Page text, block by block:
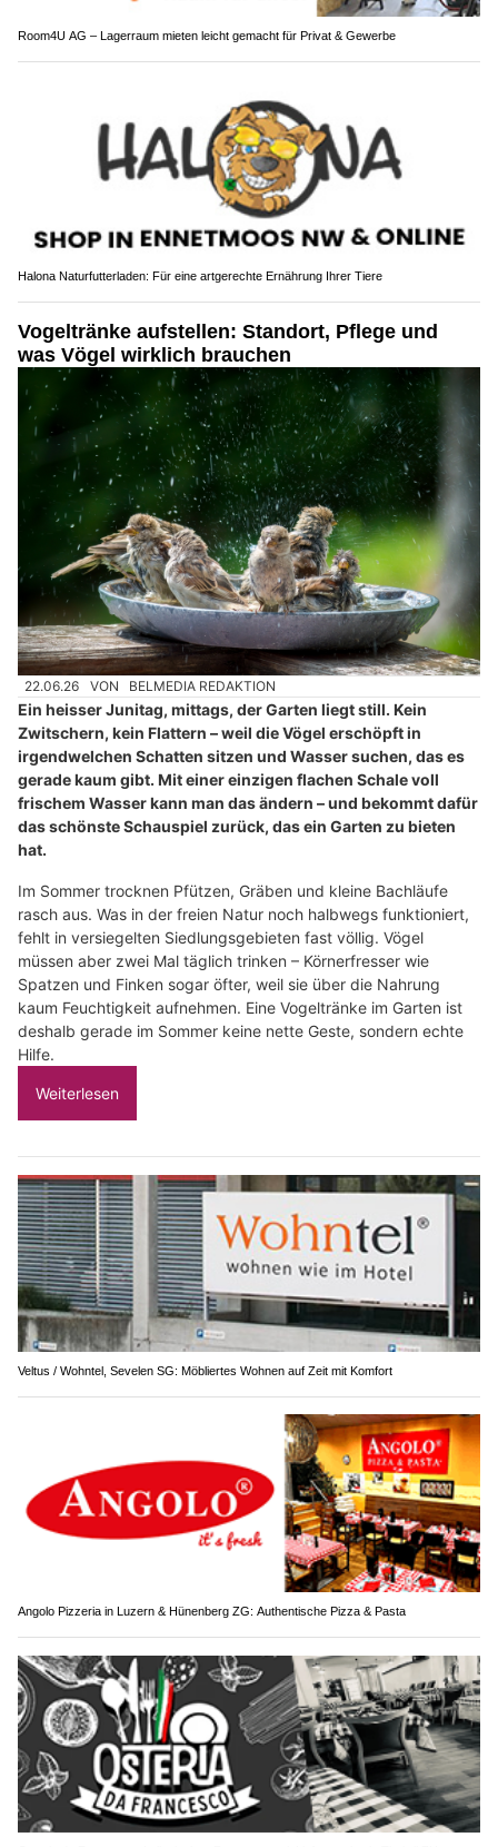
Room4U AG – Lagerraum mieten leicht gemacht für Privat & Gewerbe
Halona Naturfutterladen: Für eine artgerechte Ernährung Ihrer Tiere
Vogeltränke aufstellen: Standort, Pflege und
was Vögel wirklich brauchen
22.06.26 VON BELMEDIA REDAKTION
Ein heisser Junitag, mittags, der Garten liegt still. Kein
Zwitschern, kein Flattern – weil die Vögel erschöpft in
irgendwelchen Schatten sitzen und Wasser suchen, das es
gerade kaum gibt. Mit einer einzigen flachen Schale voll
frischem Wasser kann man das ändern – und bekommt dafür
das schönste Schauspiel zurück, das ein Garten zu bieten
hat.
Im Sommer trocknen Pfützen, Gräben und kleine Bachläufe
rasch aus. Was in der freien Natur noch halbwegs funktioniert,
fehlt in versiegelten Siedlungsgebieten fast völlig. Vögel
müssen aber zwei Mal täglich trinken – Körnerfresser wie
Spatzen und Finken sogar öfter, weil sie über die Nahrung
kaum Feuchtigkeit aufnehmen. Eine Vogeltränke im Garten ist
deshalb gerade im Sommer keine nette Geste, sondern echte
Hilfe.
Weiterlesen
Veltus / Wohntel, Sevelen SG: Möbliertes Wohnen auf Zeit mit Komfort
Angolo Pizzeria in Luzern & Hünenberg ZG: Authentische Pizza & Pasta